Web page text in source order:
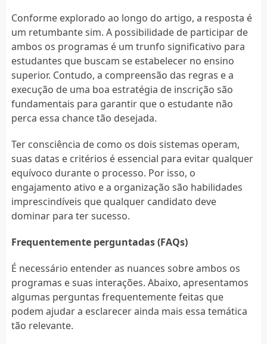
Conforme explorado ao longo do artigo, a resposta é
um retumbante sim. A possibilidade de participar de
ambos os programas é um trunfo significativo para
estudantes que buscam se estabelecer no ensino
superior. Contudo, a compreensão das regras e a
execução de uma boa estratégia de inscrição são
fundamentais para garantir que o estudante não
perca essa chance tão desejada.
Ter consciência de como os dois sistemas operam,
suas datas e critérios é essencial para evitar qualquer
equívoco durante o processo. Por isso, o
engajamento ativo e a organização são habilidades
imprescindíveis que qualquer candidato deve
dominar para ter sucesso.
Frequentemente perguntadas (FAQs)
É necessário entender as nuances sobre ambos os
programas e suas interações. Abaixo, apresentamos
algumas perguntas frequentemente feitas que
podem ajudar a esclarecer ainda mais essa temática
tão relevante.